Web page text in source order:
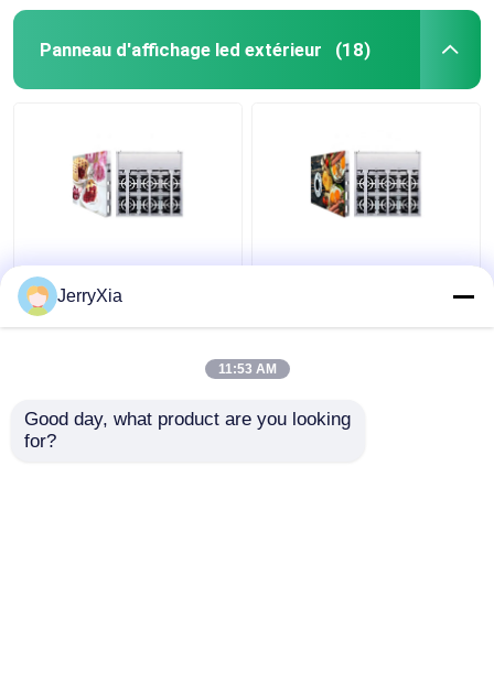
Panneau d'affichage led extérieur (18)
Service avant arrière
Affichage LED
extérieur étanche IP68
Panneau publicitaire
JerryXia
11:53 AM
Good day, what product are you looking
for?